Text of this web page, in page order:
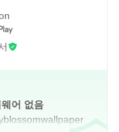
웨어 없음